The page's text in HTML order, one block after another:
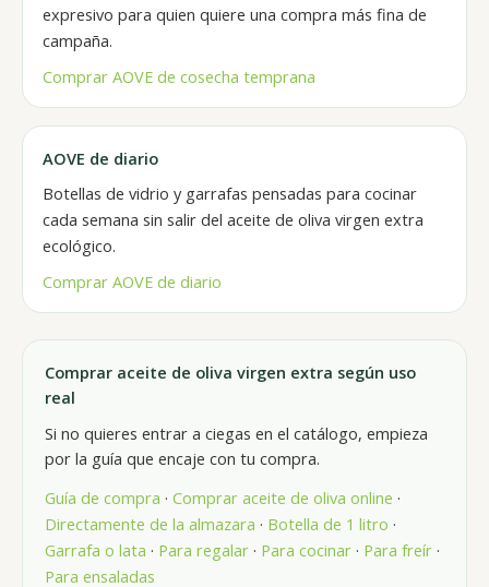
expresivo para quien quiere una compra más fina de
campaña.
Comprar AOVE de cosecha temprana
AOVE de diario
Botellas de vidrio y garrafas pensadas para cocinar
cada semana sin salir del aceite de oliva virgen extra
ecológico.
Comprar AOVE de diario
Comprar aceite de oliva virgen extra según uso
real
Si no quieres entrar a ciegas en el catálogo, empieza
por la guía que encaje con tu compra.
Guía de compra · Comprar aceite de oliva online ·
Directamente de la almazara · Botella de 1 litro ·
Garrafa o lata · Para regalar · Para cocinar · Para freír ·
Para ensaladas